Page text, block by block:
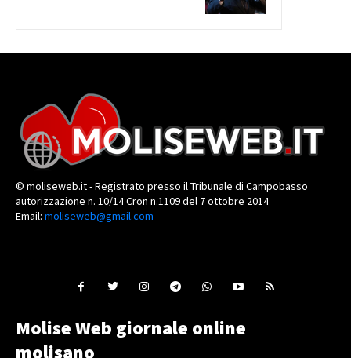
© moliseweb.it - Registrato presso il Tribunale di Campobasso
autorizzazione n. 10/14 Cron n.1109 del 7 ottobre 2014
Email: moliseweb@gmail.com
Molise Web giornale online
molisano